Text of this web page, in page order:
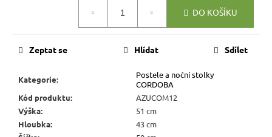
DO KOŠÍKU
Kategorie:
Postele a noční stolky
CORDOBA
Kód produktu:
AZUCOM12
Výška:
51 cm
Hloubka:
43 cm
Zeptat se Hlídat Sdílet
ŽIDLE
SIL25
403
Původně:
670
Kč